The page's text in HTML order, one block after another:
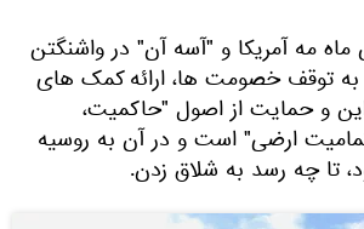
مه آمریکا و "آسه آن" در واشنگتن
توقف خصومت ها، ارائه کمک های
و حمایت از اصول "حاکمیت،
ارضی" است و در آن به روسیه
تا چه رسد به شلاق زدن.